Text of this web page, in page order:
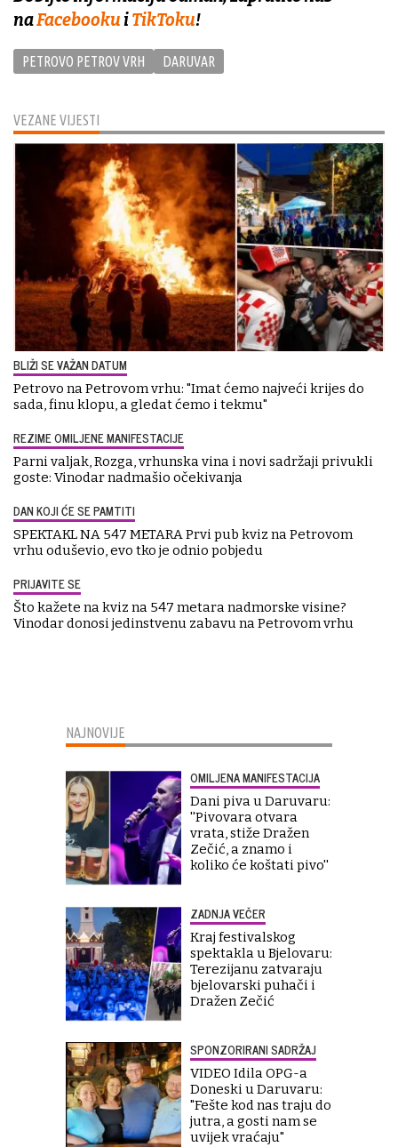
VEZANE VIJESTI
BLIŽI SE VAŽAN DATUM
Petrovo na Petrovom vrhu: "Imat ćemo najveći krijes do
sada, finu klopu, a gledat ćemo i tekmu"
REZIME OMILJENE MANIFESTACIJE
Parni valjak, Rozga, vrhunska vina i novi sadržaji privukli
goste: Vinodar nadmašio očekivanja
DAN KOJI ĆE SE PAMTITI
SPEKTAKL NA 547 METARA Prvi pub kviz na Petrovom
vrhu oduševio, evo tko je odnio pobjedu
PRIJAVITE SE
Što kažete na kviz na 547 metara nadmorske visine?
Vinodar donosi jedinstvenu zabavu na Petrovom vrhu
naFacebookuiTikToku!
PETROVO PETROV VRH DARUVAR
NAJNOVIJE
OMILJENA MANIFESTACIJA
Dani piva u Daruvaru:
''Pivovara otvara
vrata, stiže Dražen
Zečić, a znamo i
koliko će koštati pivo''
ZADNJA VEČER
Kraj festivalskog
spektakla u Bjelovaru:
Terezijanu zatvaraju
bjelovarski puhači i
Dražen Zečić
SPONZORIRANI SADRŽAJ
VIDEO Idila OPG-a
Doneski u Daruvaru:
"Fešte kod nas traju do
jutra, a gosti nam se
uvijek vraćaju"